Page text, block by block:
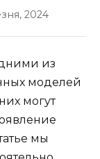
2024
из
моделей
могут
мы